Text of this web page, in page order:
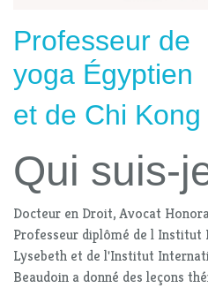
Professeur de
yoga Égyptien
et de Chi Kong
Qui suis-
Docteur en Droit, Avocat
Professeur diplômé de l Institut
Lysebeth et de l'Institut
Beaudoin a donné des leçons